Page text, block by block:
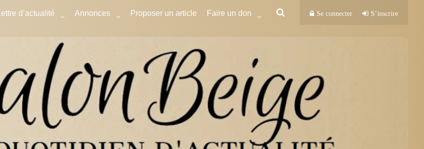
Lettre d’actualité Annonces Proposer un article Faire un don Se connecter S’inscrire